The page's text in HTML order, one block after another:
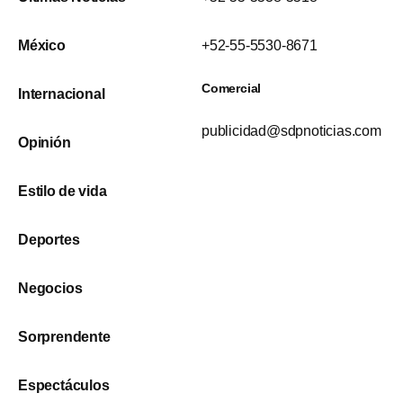
México
Internacional
Opinión
Estilo de vida
Deportes
Negocios
Sorprendente
Espectáculos
+52-55-5530-8671
Comercial
publicidad@sdpnoticias.com